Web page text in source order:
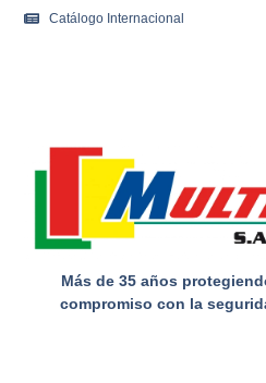
Más de 35 años
compromiso con la
Catálogo Internacional